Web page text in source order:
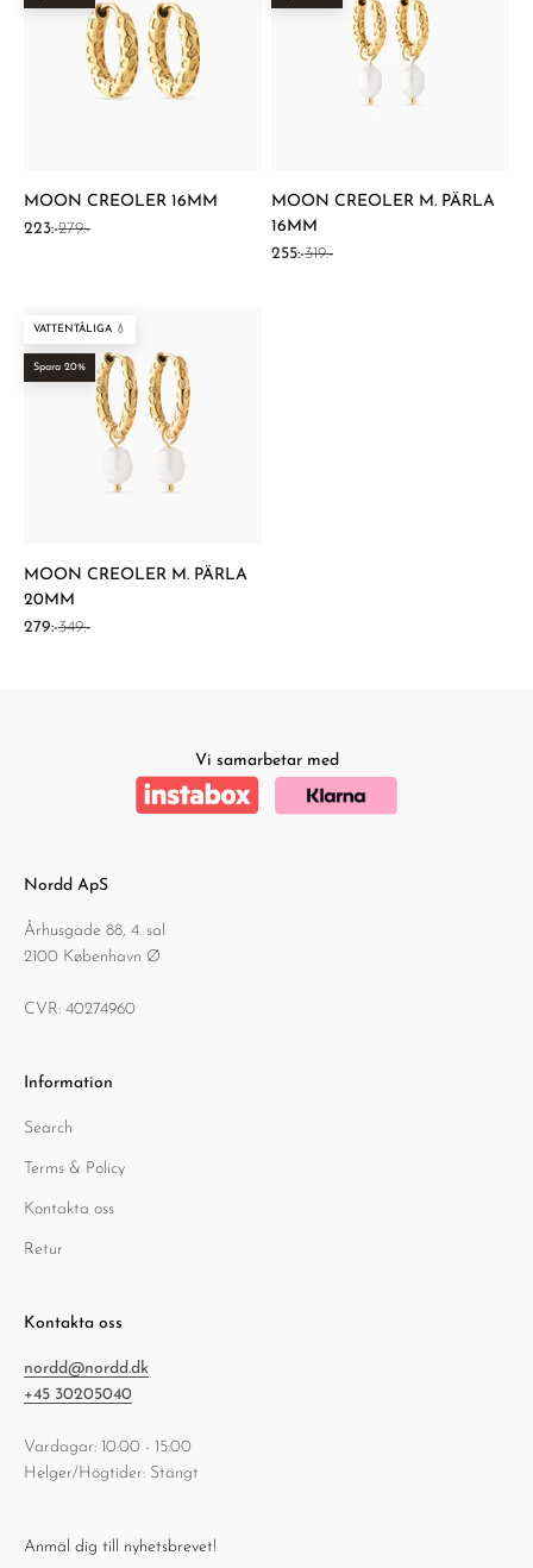
MOON CREOLER 16MM
REA-pris
223:-Pris
279:-
MOON CREOLER M. PÄRLA
16MM
REA-pris
255:-Pris
319:-
VATTENTÅLIGA 💧
Spara 20%
MOON CREOLER M. PÄRLA
20MM
REA-pris
279:-Pris
349:-
Vi samarbetar med
Nordd ApS
Århusgade 88, 4. sal
2100 København Ø
CVR: 40274960
Information
Search
Terms & Policy
Kontakta oss
Retur
Kontakta oss
nordd@nordd.dk
+45 30205040
Vardagar: 10:00 - 15:00
Helger/Högtider: Stängt
Anmäl dig till nyhetsbrevet!